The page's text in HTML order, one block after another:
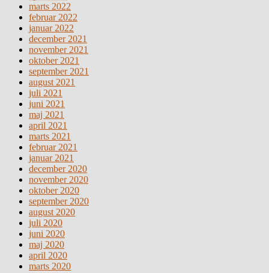
marts 2022
februar 2022
januar 2022
december 2021
november 2021
oktober 2021
september 2021
august 2021
juli 2021
juni 2021
maj 2021
april 2021
marts 2021
februar 2021
januar 2021
december 2020
november 2020
oktober 2020
september 2020
august 2020
juli 2020
juni 2020
maj 2020
april 2020
marts 2020